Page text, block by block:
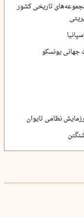
تاریخی کشور
جهانی یونسکو
نظامی تایوان